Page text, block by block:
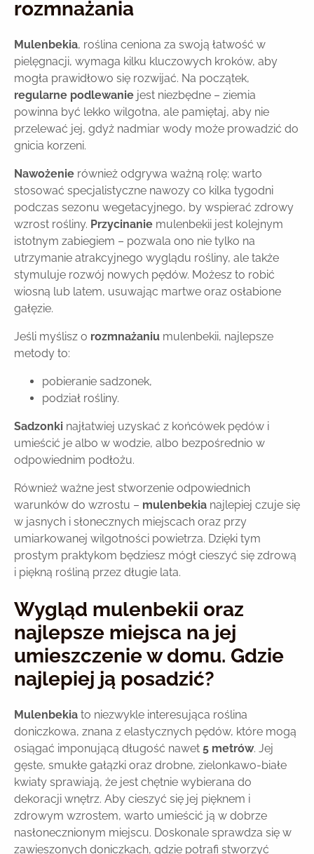
rozmnażania
Mulenbekia, roślina ceniona za swoją łatwość w
pielęgnacji, wymaga kilku kluczowych kroków, aby
mogła prawidłowo się rozwijać. Na początek,
regularne podlewanie jest niezbędne – ziemia
powinna być lekko wilgotna, ale pamiętaj, aby nie
przelewać jej, gdyż nadmiar wody może prowadzić do
gnicia korzeni.
Nawożenie również odgrywa ważną rolę; warto
stosować specjalistyczne nawozy co kilka tygodni
podczas sezonu wegetacyjnego, by wspierać zdrowy
wzrost rośliny. Przycinanie mulenbekii jest kolejnym
istotnym zabiegiem – pozwala ono nie tylko na
utrzymanie atrakcyjnego wyglądu rośliny, ale także
stymuluje rozwój nowych pędów. Możesz to robić
wiosną lub latem, usuwając martwe oraz osłabione
gałęzie.
Jeśli myślisz o rozmnażaniu mulenbekii, najlepsze
metody to:
pobieranie sadzonek,
podział rośliny.
Sadzonki najłatwiej uzyskać z końcówek pędów i
umieścić je albo w wodzie, albo bezpośrednio w
odpowiednim podłożu.
Również ważne jest stworzenie odpowiednich
warunków do wzrostu – mulenbekia najlepiej czuje się
w jasnych i słonecznych miejscach oraz przy
umiarkowanej wilgotności powietrza. Dzięki tym
prostym praktykom będziesz mógł cieszyć się zdrową
i piękną rośliną przez długie lata.
Wygląd mulenbekii oraz
najlepsze miejsca na jej
umieszczenie w domu. Gdzie
najlepiej ją posadzić?
Mulenbekia to niezwykle interesująca roślina
doniczkowa, znana z elastycznych pędów, które mogą
osiągać imponującą długość nawet 5 metrów. Jej
gęste, smukłe gałązki oraz drobne, zielonkawo-białe
kwiaty sprawiają, że jest chętnie wybierana do
dekoracji wnętrz. Aby cieszyć się jej pięknem i
zdrowym wzrostem, warto umieścić ją w dobrze
nasłonecznionym miejscu. Doskonale sprawdza się w
zawieszonych doniczkach, gdzie potrafi stworzyć